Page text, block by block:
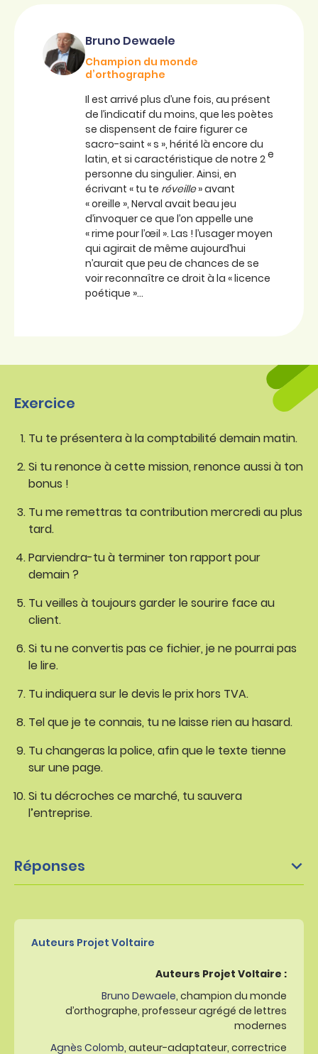
Bruno Dewaele
Champion du monde
d’orthographe
Il est arrivé plus d’une fois, au présent
de l’indicatif du moins, que les poètes
se dispensent de faire figurer ce
sacro-saint « s », hérité là encore du
latin, et si caractéristique de notre 2e
personne du singulier. Ainsi, en
écrivant « tu te réveille» avant
« oreille », Nerval avait beau jeu
d’invoquer ce que l’on appelle une
« rime pour l’œil ». Las ! l’usager moyen
qui agirait de même aujourd’hui
n’aurait que peu de chances de se
voir reconnaître ce droit à la « licence
poétique »…
Exercice
Tu te présentera à la comptabilité demain matin.
Si tu renonce à cette mission, renonce aussi à ton
bonus !
Tu me remettras ta contribution mercredi au plus
tard.
Parviendra-tu à terminer ton rapport pour
demain ?
Tu veilles à toujours garder le sourire face au
client.
Si tu ne convertis pas ce fichier, je ne pourrai pas
le lire.
Tu indiquera sur le devis le prix hors TVA.
Tel que je te connais, tu ne laisse rien au hasard.
Tu changeras la police, afin que le texte tienne
sur une page.
Si tu décroches ce marché, tu sauvera
l’entreprise.
Réponses
Auteurs Projet Voltaire
Auteurs Projet Voltaire :
Bruno Dewaele, champion du monde
d’orthographe, professeur agrégé de lettres
modernes
Agnès Colomb, auteur-adaptateur, correctrice